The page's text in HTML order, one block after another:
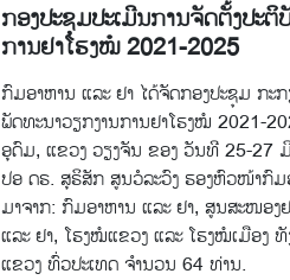
ກອງປະຊຸມປະເມີນການຈັດຕັ້ງປະ
ການຢາໂຮງໝໍ 2021-2025
ກົມອາຫານ ແລະ ຢາ ໄດ້ຈັດກອງປະຊຸມ ກະ
ພັດທະນາວຽກງານການຢາໂຮງໝໍ 2021-
ອຸດົມ, ແຂວງ ວຽງຈັນ ຂອງ ວັນທີ 25-27
ປອ ດຣ. ສຸຣິສັກ ສູນວໍລະວົງ ຮອງຫົວໜ້າກົມ
ມາຈາກ: ກົມອາຫານ ແລະ ຢາ, ສູນສະໜອ
ແລະ ຢາ, ໂຮງໝໍແຂວງ ແລະ ໂຮງໝໍເມືອ
ແຂວງ ທົ່ວປະເທດ ຈຳນວນ 64 ທ່ານ.